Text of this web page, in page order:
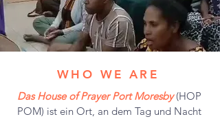
WHO WE ARE
Das House of Prayer Port Moresby (HOP
POM) ist ein Ort, an dem Tag und Nacht